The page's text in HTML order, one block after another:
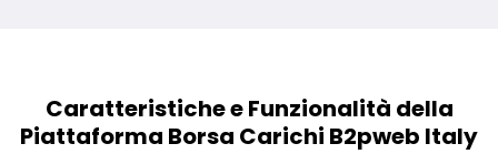
Caratteristiche e Funzionalità della
Piattaforma Borsa Carichi B2pweb Italy